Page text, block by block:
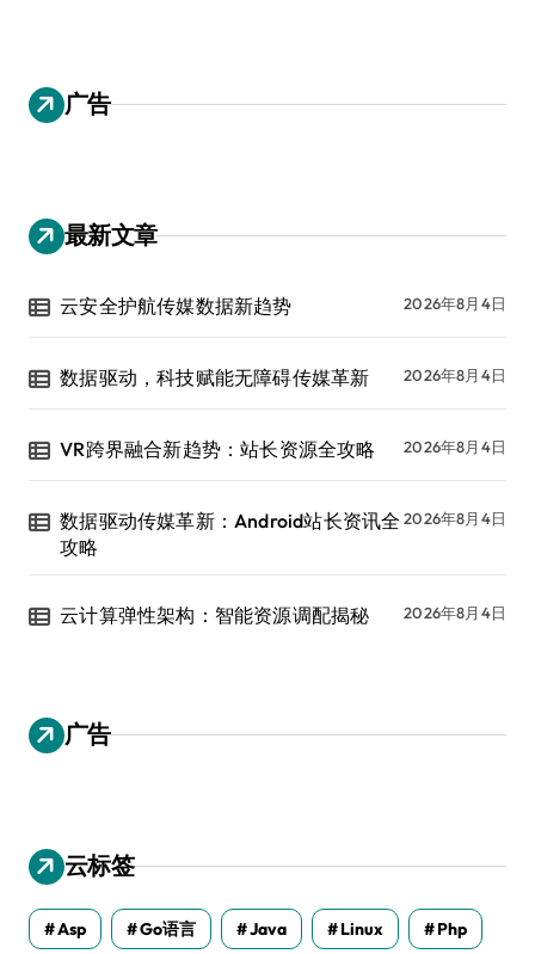
广告
最新文章
云安全护航传媒数据新趋势 2026年8月4日
数据驱动，科技赋能无障碍传媒革新 2026年8月4日
VR跨界融合新趋势：站长资源全攻略 2026年8月4日
数据驱动传媒革新：Android站长资讯全
攻略
2026年8月4日
云计算弹性架构：智能资源调配揭秘 2026年8月4日
广告
云标签
Asp Go语言 Java Linux Php